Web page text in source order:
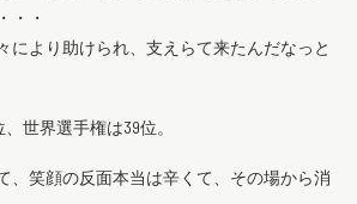
・・
により助けられ、支えらて来たんだなっと
世界選手権は39位。
、笑顔の反面本当は辛くて、その場から消